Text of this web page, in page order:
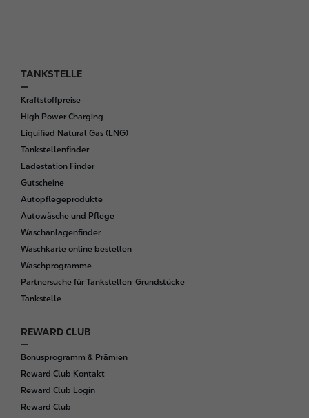
F
o
o
t
e
r
TANKSTELLE
Kraftstoffpreise
High Power Charging
Liquified Natural Gas (LNG)
Tankstellenfinder
Ladestation Finder
Gutscheine
Autopflegeprodukte
Autowäsche und Pflege
Waschanlagenfinder
Waschkarte online bestellen
Waschprogramme
Partnersuche für Tankstellen-Grundstücke
Tankstelle
REWARD CLUB
Bonusprogramm & Prämien
Reward Club Kontakt
Reward Club Login
Reward Club